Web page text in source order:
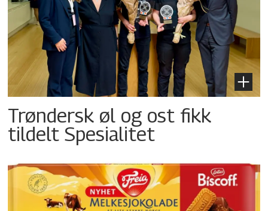
Trøndersk øl og ost fikk
tildelt Spesialitet